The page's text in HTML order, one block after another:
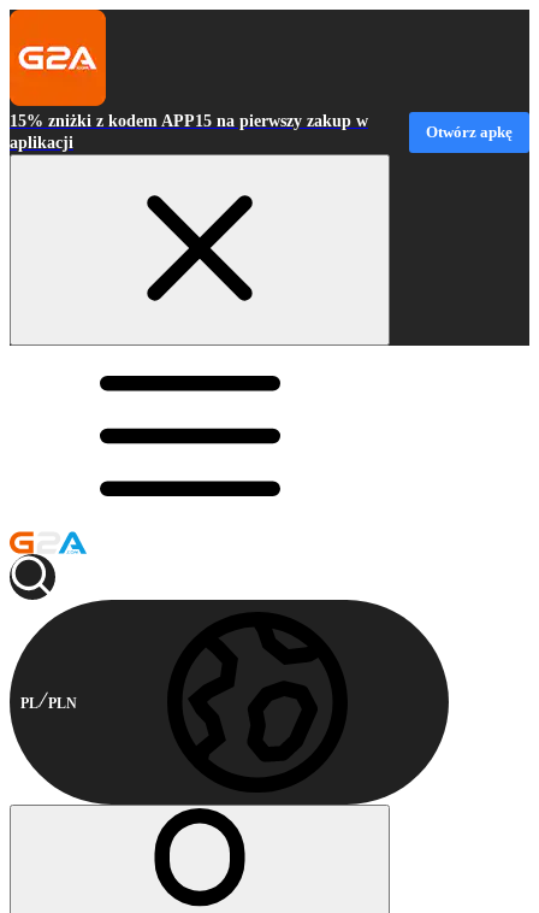
15% zniżki z kodem APP15 na pierwszy zakup w
aplikacji
Otwórz apkę
PL PLN